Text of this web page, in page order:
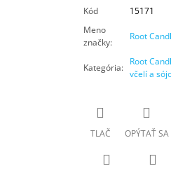
Kód
15171
Meno
značky:
Root
Kategória:
Root
včelí a
TLAČ OPÝTAŤ SA